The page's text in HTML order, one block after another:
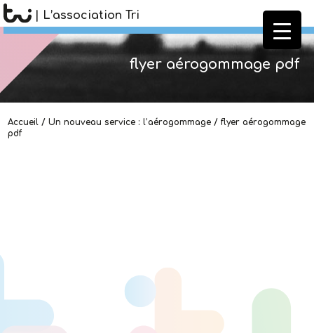
| L’association Tri
flyer aérogommage pdf
Accueil /Un nouveau service : l’aérogommage /flyer aérogommage
pdf